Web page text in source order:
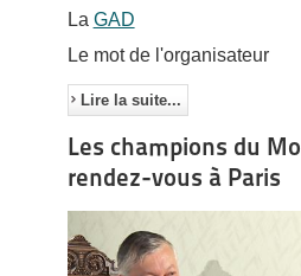
La GAD
Le mot de l'organisateur
Lire la suite...
Les champions du
rendez-vous à Paris